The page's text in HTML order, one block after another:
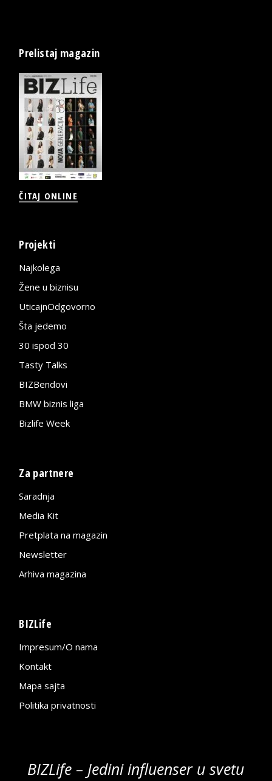
Prelistaj magazin
ČITAJ ONLINE
Projekti
Najkolega
Žene u biznisu
UticajnOdgovorno
Šta jedemo
30 ispod 30
Tasty Talks
BIZBendovi
BMW biznis liga
Bizlife Week
Za partnere
Saradnja
Media Kit
Pretplata na magazin
Newsletter
Arhiva magazina
BIZLife
Impresum/O nama
Kontakt
Mapa sajta
Politika privatnosti
BIZLife – Jedini influenser u svetu